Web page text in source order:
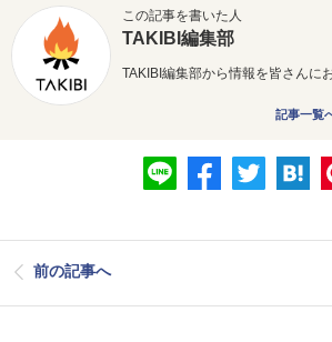
この記事を書いた人
TAKIBI編集部
TAKIBI編集部から情報を皆さんに
記事一覧
前の記事へ